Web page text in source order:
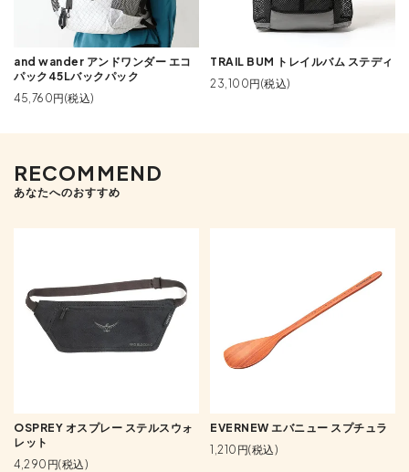
and wander アンドワンダー エコ
パック45Lバックパック
45,760円(税込)
TRAIL BUM トレイルバム ステディ
23,100円(税込)
RECOMMEND
あなたへのおすすめ
OSPREY オスプレー ステルスウォ
レット
4,290円(税込)
EVERNEW エバニュー スプチュラ
1,210円(税込)